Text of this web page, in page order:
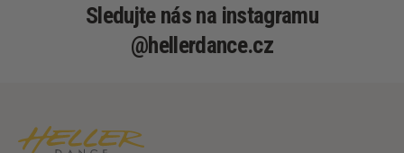
Sledujte nás na instagramu
@hellerdance.cz